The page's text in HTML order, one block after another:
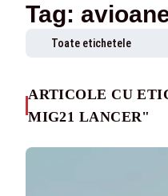
Tag:
Toate etichetele
ARTICOLE CU
MIG21 LANCER"